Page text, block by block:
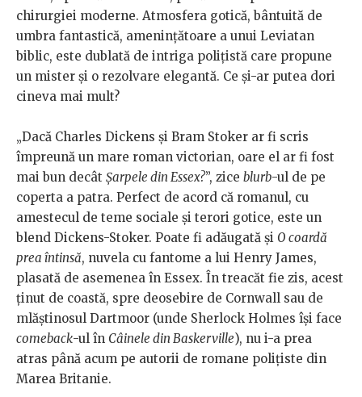
chirurgiei moderne. Atmosfera gotică, bântuită de
umbra fantastică, amenințătoare a unui Leviatan
biblic, este dublată de intriga polițistă care propune
un mister și o rezolvare elegantă. Ce și-ar putea dori
cineva mai mult?
„Dacă Charles Dickens și Bram Stoker ar fi scris
împreună un mare roman victorian, oare el ar fi fost
mai bun decât Șarpele din Essex?”, zice blurb-ul de pe
coperta a patra. Perfect de acord că romanul, cu
amestecul de teme sociale și terori gotice, este un
blend Dickens-Stoker. Poate fi adăugată și O coardă
prea întinsă, nuvela cu fantome a lui Henry James,
plasată de asemenea în Essex. În treacăt fie zis, acest
ținut de coastă, spre deosebire de Cornwall sau de
mlăștinosul Dartmoor (unde Sherlock Holmes își face
comeback-ul în Câinele din Baskerville), nu i-a prea
atras până acum pe autorii de romane polițiste din
Marea Britanie.